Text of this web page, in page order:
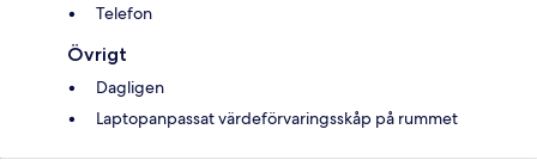
Telefon
Övrigt
Dagligen
Laptopanpassat värdeförvaringsskåp på rummet